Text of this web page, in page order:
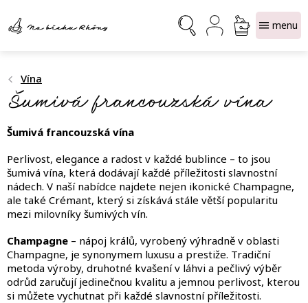
obsah
NÁKUPNÍ
KOŠÍK
Vína
Šumivá francouzská vína
Šumivá francouzská vína
Perlivost, elegance a radost v každé bublince – to jsou
šumivá vína, která dodávají každé příležitosti slavnostní
nádech. V naší nabídce najdete nejen ikonické Champagne,
ale také Crémant, který si získává stále větší popularitu
mezi milovníky šumivých vín.
Champagne – nápoj králů, vyrobený výhradně v oblasti
Champagne, je synonymem luxusu a prestiže. Tradiční
metoda výroby, druhotné kvašení v láhvi a pečlivý výběr
odrůd zaručují jedinečnou kvalitu a jemnou perlivost, kterou
si můžete vychutnat při každé slavnostní příležitosti.